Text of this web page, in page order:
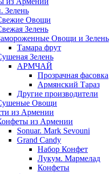
Зелень
Овощи
Зелень
Овощи и Зелень
Тамара фрут
Зелень
АРМЧАЙ
Прозрачная фасовка
Армянский Тараз
Другие производители
Овощи
из Армении
из Армении
Sonuar. Mark Sevouni
Grand Candy
Набор Конфет
Лукум. Мармелад
Конфеты